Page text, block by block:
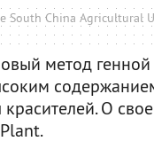
South China Agricultural
метод
О